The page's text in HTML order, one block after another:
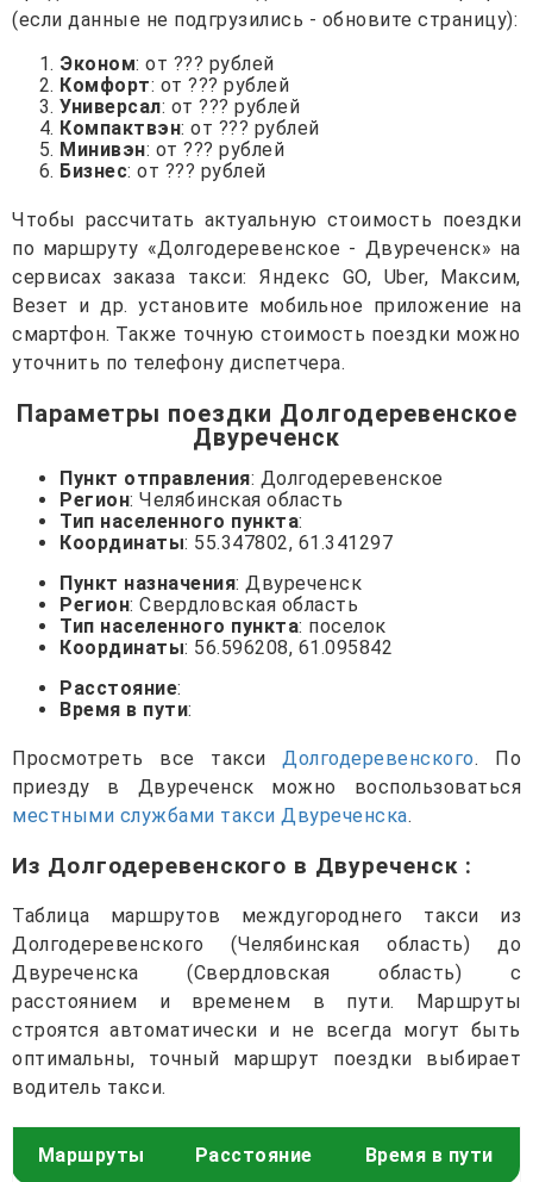
(если данные не подгрузились - обновите страницу):
Эконом: от ??? рублей
Комфорт: от ??? рублей
Универсал: от ??? рублей
Компактвэн: от ??? рублей
Минивэн: от ??? рублей
Бизнес: от ??? рублей
Чтобы рассчитать актуальную стоимость поездки
по маршруту «Долгодеревенское - Двуреченск» на
сервисах заказа такси: Яндекс GO, Uber, Максим,
Везет и др. установите мобильное приложение на
смартфон. Также точную стоимость поездки можно
уточнить по телефону диспетчера.
Параметры поездки Долгодеревенское
Двуреченск
Пункт отправления: Долгодеревенское
Регион: Челябинская область
Тип населенного пункта:
Координаты: 55.347802, 61.341297
Пункт назначения: Двуреченск
Регион: Свердловская область
Тип населенного пункта: поселок
Координаты: 56.596208, 61.095842
Расстояние:
Время в пути:
Просмотреть все такси Долгодеревенского. По
приезду в Двуреченск можно воспользоваться
местными службами такси Двуреченска.
Из Долгодеревенского в Двуреченск :
Таблица маршрутов междугороднего такси из
Долгодеревенского (Челябинская область) до
Двуреченска (Свердловская область) с
расстоянием и временем в пути. Маршруты
строятся автоматически и не всегда могут быть
оптимальны, точный маршрут поездки выбирает
водитель такси.
Маршруты Расстояние Время в пути